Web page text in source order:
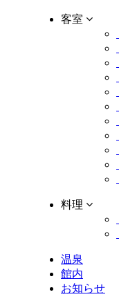
客室
料理
温泉
館内
お知らせ